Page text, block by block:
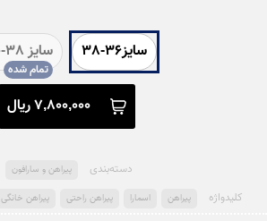
سایز36-38 سایز 38-40
7,800,000 ریال
دسته‌بندی پیراهن و سارافون
کلید‌واژه پیراهن اسمارا پیراهن راحتی پیراهن خانگی